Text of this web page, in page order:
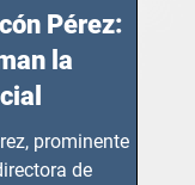
Pérez:
la
prominente
de